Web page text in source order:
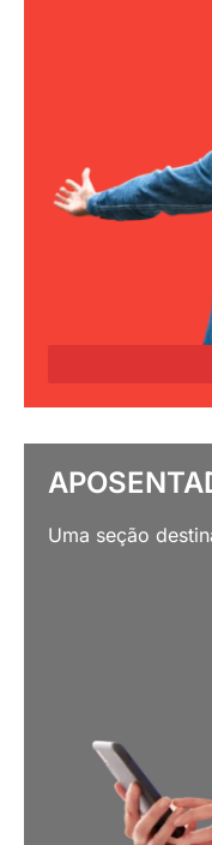
Uma seção